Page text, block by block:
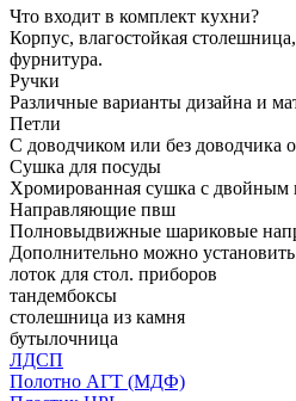
Что входит в комплект кухни?
Корпус, влагостойкая
фурнитура.
Ручки
Различные варианты дизайна и
Петли
С доводчиком или без доводчика
Сушка для посуды
Хромированная сушка с двойным
Направляющие пвш
Полновыдвижные шариковые
Дополнительно можно установить
лоток для стол. приборов
тандембоксы
столешница из камня
бутылочница
ЛДСП
Полотно АГТ (МДФ)